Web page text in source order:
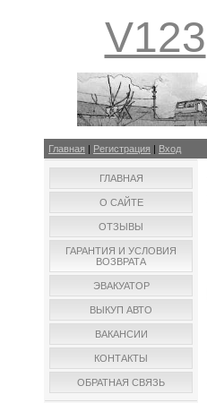
V123
Главная | Регистрация | Вход
ГЛАВНАЯ
О САЙТЕ
ОТЗЫВЫ
ГАРАНТИЯ И УСЛОВИЯ
ВОЗВРАТА
ЭВАКУАТОР
ВЫКУП АВТО
ВАКАНСИИ
КОНТАКТЫ
ОБРАТНАЯ СВЯЗЬ